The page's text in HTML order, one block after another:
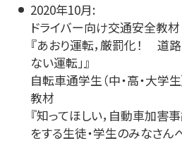
2020年10月:
ドライバー向け交通安全教材
『あおり運転，厳罰化！ 道
ない運転」』
自転車通学生（中・高・大学
教材
『知ってほしい，自動車加
をする生徒・学生のみなさん